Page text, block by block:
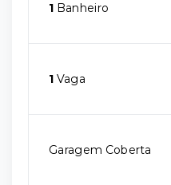
1 Banheiro
1 Vaga
Garagem Coberta